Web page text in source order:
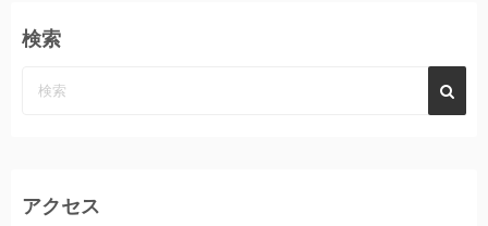
ー
検索
アクセス